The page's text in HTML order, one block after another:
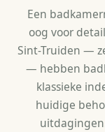
Een
oog voor
Sint-Truiden —
— hebben
klassieke
huidige